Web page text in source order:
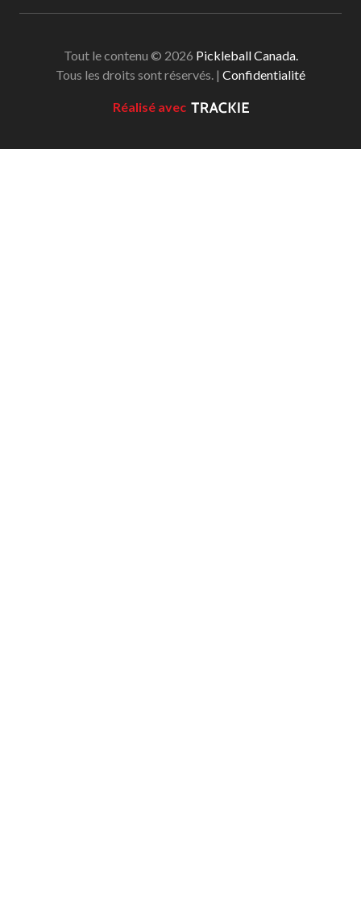
Tout le contenu © 2026 Pickleball Canada.
Tous les droits sont réservés. | Confidentialité
Réalisé avec